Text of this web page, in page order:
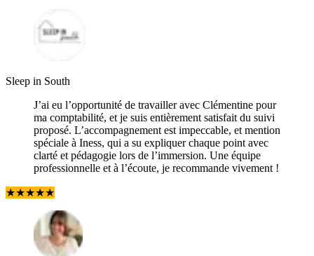
Sleep in South
J’ai eu l’opportunité de travailler avec Clémentine pour
ma comptabilité, et je suis entièrement satisfait du suivi
proposé. L’accompagnement est impeccable, et mention
spéciale à Iness, qui a su expliquer chaque point avec
clarté et pédagogie lors de l’immersion. Une équipe
professionnelle et à l’écoute, je recommande vivement !
★★★★★